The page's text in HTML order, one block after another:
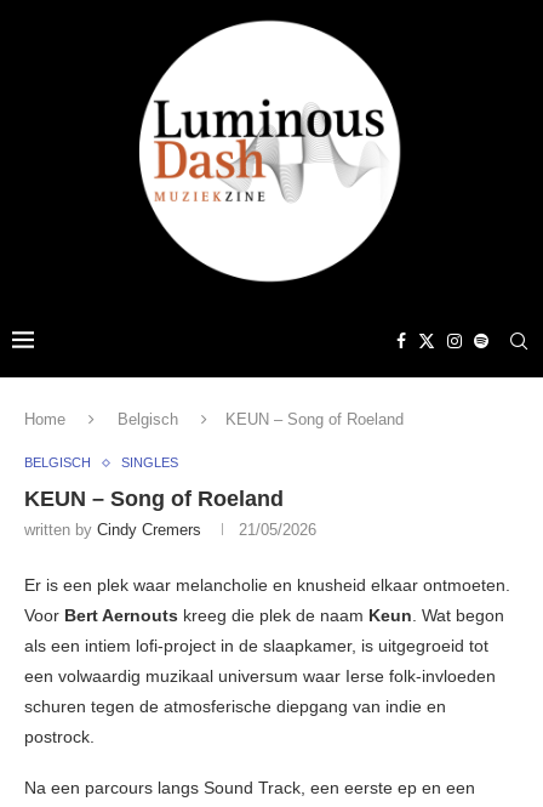
Home Belgisch KEUN – Song of Roeland
BELGISCH SINGLES
KEUN – Song of Roeland
written by Cindy Cremers 21/05/2026
Er is een plek waar melancholie en knusheid elkaar ontmoeten.
Voor Bert Aernouts kreeg die plek de naam Keun. Wat begon
als een intiem lofi-project in de slaapkamer, is uitgegroeid tot
een volwaardig muzikaal universum waar Ierse folk-invloeden
schuren tegen de atmosferische diepgang van indie en
postrock.
Na een parcours langs Sound Track, een eerste ep en een